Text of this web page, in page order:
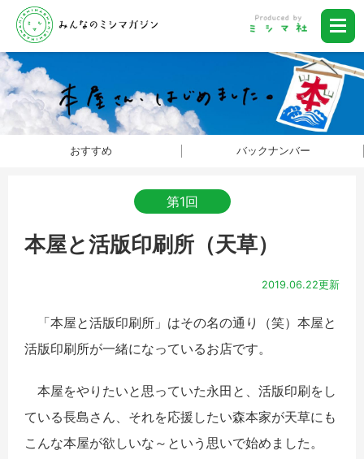
おすすめ バックナンバー
第1回
本屋と活版印刷所（天草）
2019.06.22更新
「本屋と活版印刷所」はその名の通り（笑）本屋と
活版印刷所が一緒になっているお店です。
本屋をやりたいと思っていた永田と、活版印刷をし
ている長島さん、それを応援したい森本家が天草にも
こんな本屋が欲しいな～という思いで始めました。